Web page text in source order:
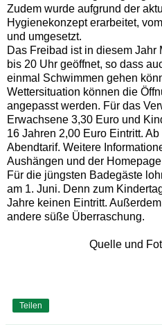
Zudem wurde aufgrund der
Hygienekonzept erarbeitet,
und umgesetzt.
Das Freibad ist in diesem Jahr
bis 20 Uhr geöffnet, so dass
einmal Schwimmen gehen
Wettersituation können die
angepasst werden. Für das
Erwachsene 3,30 Euro und
16 Jahren 2,00 Euro Eintritt.
Abendtarif. Weitere
Aushängen und der
Für die jüngsten Badegäste
am 1. Juni. Denn zum
Jahre keinen Eintritt.
andere süße Überraschung.
Quelle und
Teilen